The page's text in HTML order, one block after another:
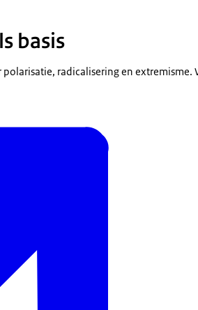
basis
radicalisering en extremisme.